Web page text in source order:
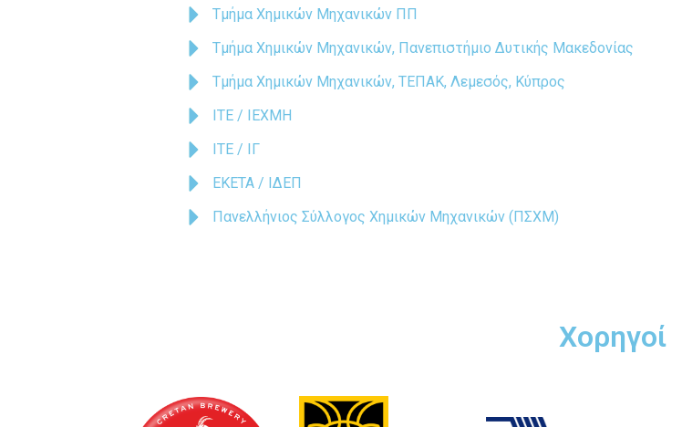
Τμήμα Χημικών Μηχανικών ΠΠ
Τμήμα Χημικών Μηχανικών, Πανεπιστήμιο Δυτικής Μακεδονίας
Τμήμα Χημικών Μηχανικών, ΤΕΠΑΚ, Λεμεσός, Κύπρος
ΙΤΕ / ΙΕΧΜΗ
ΙΤΕ / ΙΓ
ΕΚΕΤΑ / ΙΔΕΠ
Πανελλήνιος Σύλλογος Χημικών Μηχανικών (ΠΣΧΜ)
Χορηγοί